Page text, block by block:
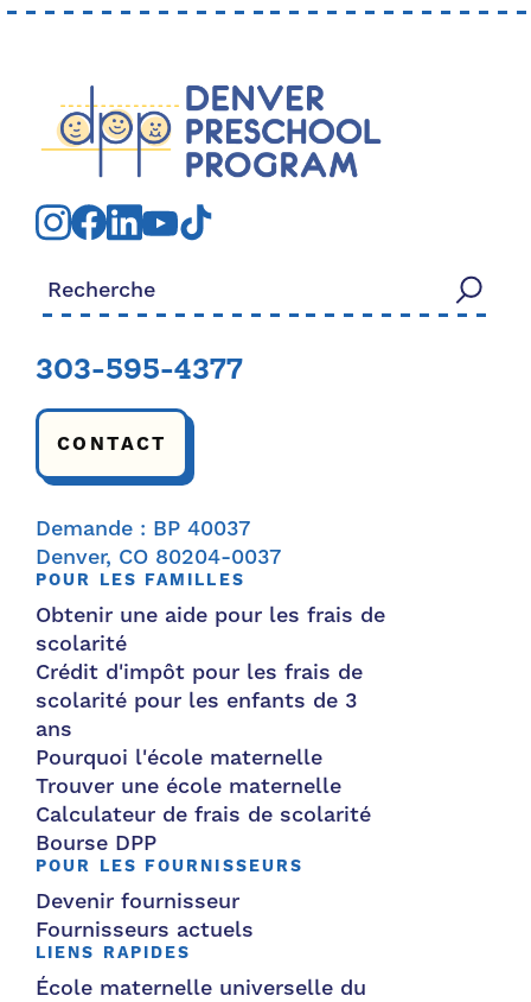
Rechercher:
303-595-4377
CONTACT
Demande : BP 40037
Denver, CO 80204-0037
POUR LES FAMILLES
Obtenir une aide pour les frais de
scolarité
Crédit d'impôt pour les frais de
scolarité pour les enfants de 3
ans
Pourquoi l'école maternelle
Trouver une école maternelle
Calculateur de frais de scolarité
Bourse DPP
POUR LES FOURNISSEURS
Devenir fournisseur
Fournisseurs actuels
LIENS RAPIDES
École maternelle universelle du